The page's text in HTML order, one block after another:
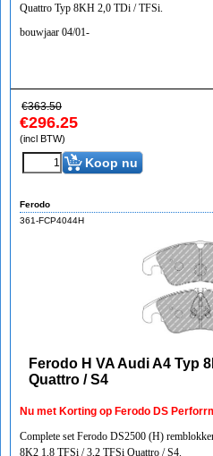
Quattro Typ 8KH 2,0 TDi / TFSi.
bouwjaar 04/01-
€363.50
€296.25
(incl BTW)
Koop nu
Ferodo
361-FCP4044H
Ferodo H VA Audi A4 Typ
Quattro / S4
Nu met Korting op Ferodo DS
Complete set Ferodo DS2500 (H)
8K2 1,8 TFSi / 3,2 TFSi Quattro / S4.